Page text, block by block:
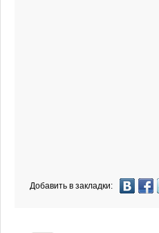
Добавить в закладки: